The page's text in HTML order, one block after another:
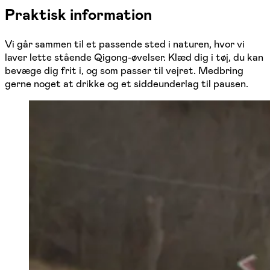
Praktisk information
Vi går sammen til et passende sted i naturen, hvor vi
laver lette stående Qigong-øvelser. Klæd dig i tøj, du kan
bevæge dig frit i, og som passer til vejret. Medbring
gerne noget at drikke og et siddeunderlag til pausen.